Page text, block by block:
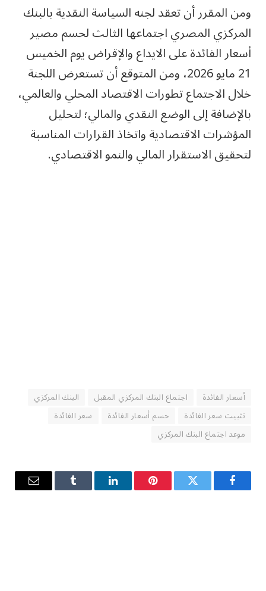
ومن المقرر أن تعقد لجنه السياسة النقدية بالبنك
المركزي المصري اجتماعها الثالث لحسم مصير
أسعار الفائدة على الايداع والإقراض يوم الخميس
21 مايو 2026، ومن المتوقع أن تستعرض اللجنة
خلال الاجتماع تطورات الاقتصاد المحلي والعالمي،
بالإضافة إلى الوضع النقدي والمالي؛ لتحليل
المؤشرات الاقتصادية واتخاذ القرارات المناسبة
لتحقيق الاستقرار المالي والنمو الاقتصادي.
أسعار الفائدة اجتماع البنك المركزي المقبل
البنك المركزي
تثبيت سعر الفائدة
حسم أسعار الفائدة
سعر الفائدة
موعد اجتماع البنك المركزي
فيسبوك تويتر بينتيريستلينكدإن Tumblr
البريد